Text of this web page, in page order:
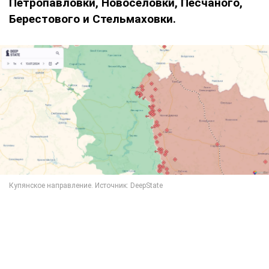
Берестового и Стельмаховки.